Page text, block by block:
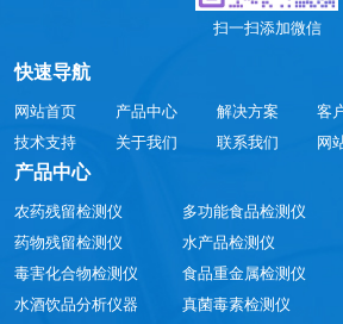
扫一扫添加微信
快速导航
网站首页 产品中心 解决方案 客
技术支持
关于我们 联系我们 网
产品中心
农药残留检测仪 多功能食品检测仪
药物残留检测仪
水产品检测仪
毒害化合物检测仪
食品重金属检测仪
水酒饮品分析仪器
真菌毒素检测仪